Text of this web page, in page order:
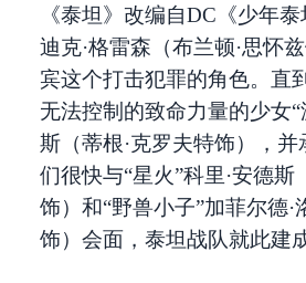
《泰坦》改编自DC《少年
迪克·格雷森（布兰顿·思怀
宾这个打击犯罪的角色。直
无法控制的致命力量的少女“
斯（蒂根·克罗夫特饰），
们很快与“星火”科里·安德斯
饰）和“野兽小子”加菲尔德·
饰）会面，泰坦战队就此建成